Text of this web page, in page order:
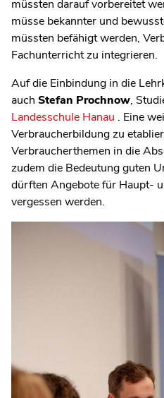
müssten darauf vorbereitet
müsse bekannter und
müssten befähigt werden,
Fachunterricht zu integrieren.
Auf die Einbindung in die
auch Stefan Prochnow,
Landesschule Hanau . Eine
Verbraucherbildung zu
Verbraucherthemen in die
zudem die Bedeutung guten
dürften Angebote für Haupt-
vergessen werden.